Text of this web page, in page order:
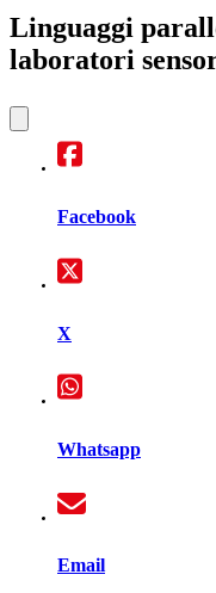
Linguaggi
laboratori
Facebook
X
Whatsapp
Email